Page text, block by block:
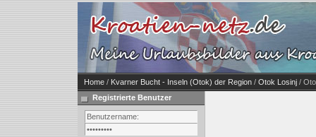
Home / Kvarner Bucht - Inseln (Otok) der Region / Otok Losinj /
Registrierte Benutzer